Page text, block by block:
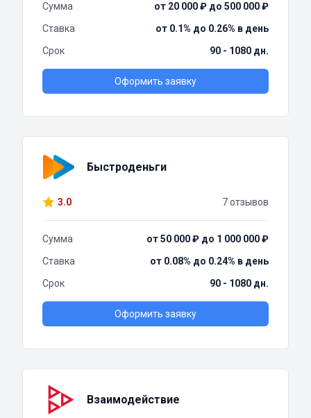
Сумма
от 20 000 ₽ до 500 000 ₽
Ставка
от 0.1% до 0.26% в день
Срок
90 - 1080 дн.
Оформить заявку
Быстроденьги
3.0 7 отзывов
Сумма
от 50 000 ₽ до 1 000 000 ₽
Ставка
от 0.08% до 0.24% в день
Срок
90 - 1080 дн.
Оформить заявку
Взаимодействие